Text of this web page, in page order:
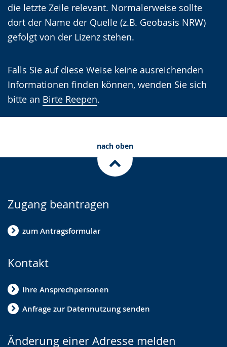
die letzte Zeile relevant. Normalerweise sollte
dort der Name der Quelle (z.B. Geobasis NRW)
gefolgt von der Lizenz stehen.
Falls Sie auf diese Weise keine ausreichenden
Informationen finden können, wenden Sie sich
bitte an Birte Reepen.
nach oben
Zugang beantragen
zum Antragsformular
Kontakt
Ihre Ansprechpersonen
Anfrage zur Datennutzung senden
Änderung einer Adresse melden